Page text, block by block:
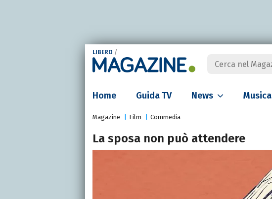
LIBERO /
Home Guida TV News Musica
Magazine Film Commedia
La sposa non può attendere